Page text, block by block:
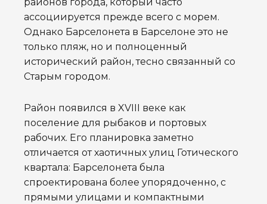
ассоциируется прежде всего с морем.
Однако Барселонета в Барселоне это не
только пляж, но и полноценный
исторический район, тесно связанный со
Старым городом.
Район появился в XVIII веке как
поселение для рыбаков и портовых
рабочих. Его планировка заметно
отличается от хаотичных улиц Готического
квартала: Барселонета была
спроектирована более упорядоченно, с
прямыми улицами и компактными